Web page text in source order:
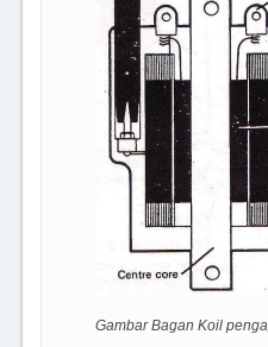
Gambar Bagan Koil